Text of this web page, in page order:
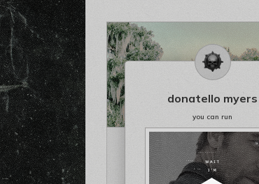
donatello myers
you can run